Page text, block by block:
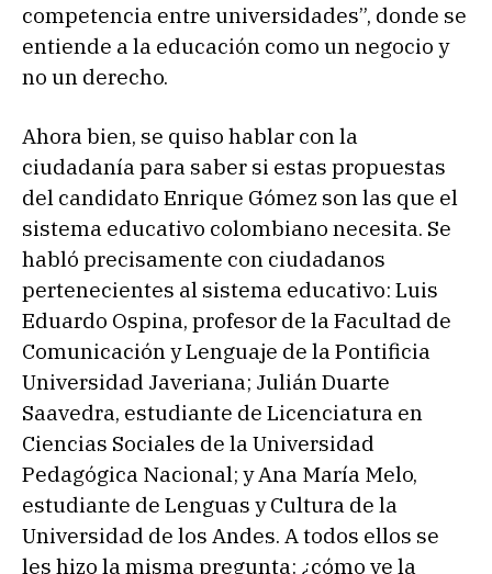
competencia entre universidades”, donde se
entiende a la educación como un negocio y
no un derecho.
Ahora bien, se quiso hablar con la
ciudadanía para saber si estas propuestas
del candidato Enrique Gómez son las que el
sistema educativo colombiano necesita. Se
habló precisamente con ciudadanos
pertenecientes al sistema educativo: Luis
Eduardo Ospina, profesor de la Facultad de
Comunicación y Lenguaje de la Pontificia
Universidad Javeriana; Julián Duarte
Saavedra, estudiante de Licenciatura en
Ciencias Sociales de la Universidad
Pedagógica Nacional; y Ana María Melo,
estudiante de Lenguas y Cultura de la
Universidad de los Andes. A todos ellos se
les hizo la misma pregunta: ¿cómo ve la